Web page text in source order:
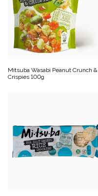
Mitsuba Wasabi Peanut Crunch &
Crispies 100g